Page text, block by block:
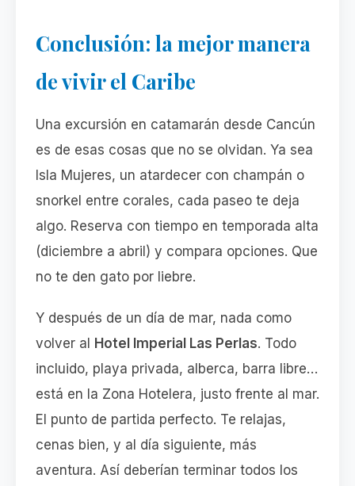
Conclusión: la mejor manera
de vivir el Caribe
Una excursión en catamarán desde Cancún
es de esas cosas que no se olvidan. Ya sea
Isla Mujeres, un atardecer con champán o
snorkel entre corales, cada paseo te deja
algo. Reserva con tiempo en temporada alta
(diciembre a abril) y compara opciones. Que
no te den gato por liebre.
Y después de un día de mar, nada como
volver al
Hotel Imperial Las Perlas. Todo
incluido, playa privada, alberca, barra libre…
está en la Zona Hotelera, justo frente al mar.
El punto de partida perfecto. Te relajas,
cenas bien, y al día siguiente, más
aventura. Así deberían terminar todos los